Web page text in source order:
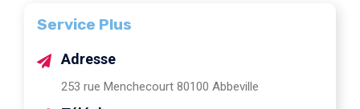
Service Plus
Adresse
253 rue Menchecourt 80100 Abbeville